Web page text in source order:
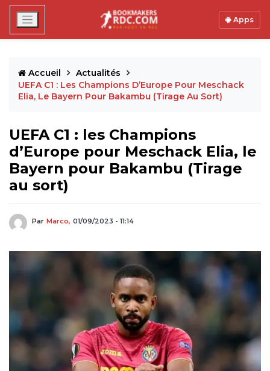
Apps
Accueil
Actualités
UEFA C1 : Les Champions D’Europe Pour Meschack
Elia, Le Bayern Pour Bakambu (Tirage Au Sort)
UEFA C1 : les Champions
d’Europe pour Meschack Elia, le
Bayern pour Bakambu (Tirage
au sort)
Par Marco, 01/09/2023 - 11:14